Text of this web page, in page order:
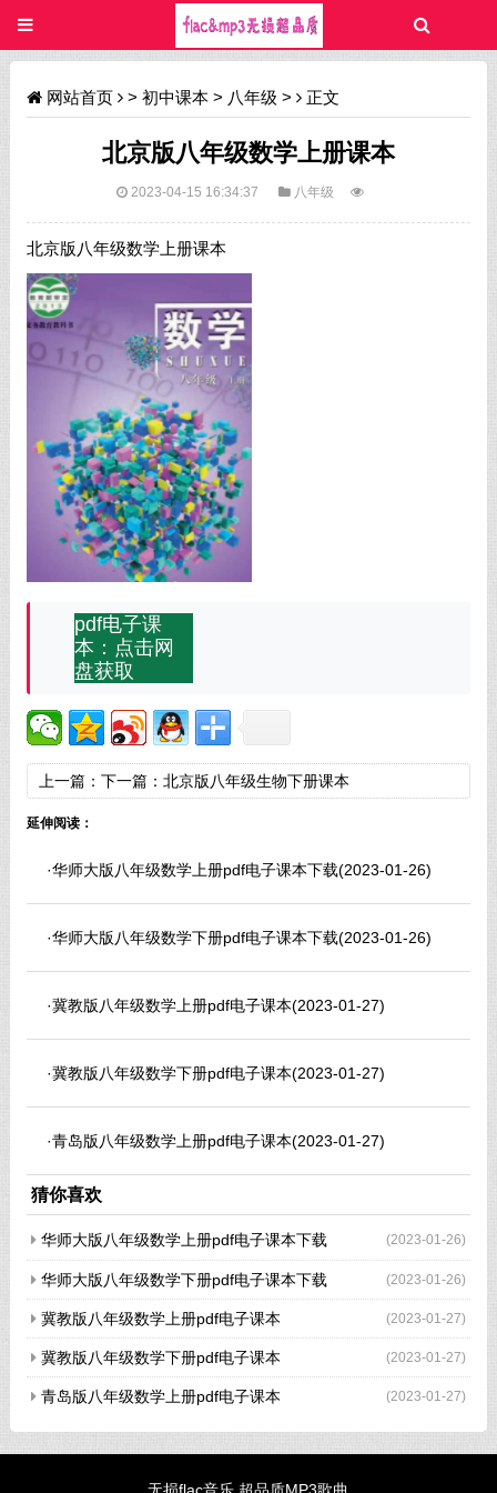
网站首页 > 初中课本> 八年级 > 正文
北京版八年级数学上册课本
2023-04-15 16:34:37 八年级
北京版八年级数学上册课本
pdf电子课
本：点击网
盘获取
上一篇： 下一篇： 北京版八年级生物下册课本
延伸阅读：
·华师大版八年级数学上册pdf电子课本下载(2023-01-26)
·华师大版八年级数学下册pdf电子课本下载(2023-01-26)
·冀教版八年级数学上册pdf电子课本(2023-01-27)
·冀教版八年级数学下册pdf电子课本(2023-01-27)
·青岛版八年级数学上册pdf电子课本(2023-01-27)
猜你喜欢
(2023-01-26)
华师大版八年级数学上册pdf电子课本下载
(2023-01-26)
华师大版八年级数学下册pdf电子课本下载
(2023-01-27)
冀教版八年级数学上册pdf电子课本
(2023-01-27)
冀教版八年级数学下册pdf电子课本
(2023-01-27)
青岛版八年级数学上册pdf电子课本